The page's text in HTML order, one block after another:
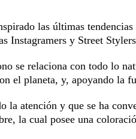
las últimas
Instagramers y Street
se relaciona con todo lo
el planeta, y, apoyando la
la atención y que se ha
la cual posee una